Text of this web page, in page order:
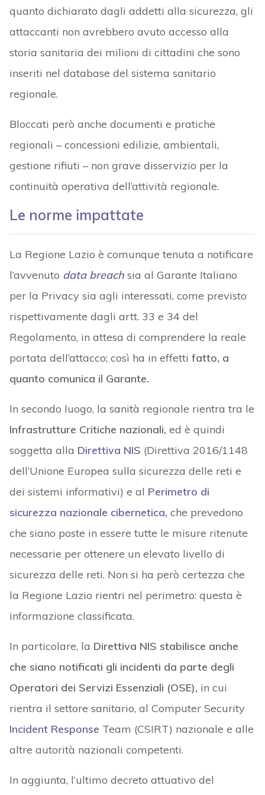
quanto dichiarato dagli addetti alla sicurezza, gli
attaccanti non avrebbero avuto accesso alla
storia sanitaria dei milioni di cittadini che sono
inseriti nel database del sistema sanitario
regionale.
Bloccati però anche documenti e pratiche
regionali – concessioni edilizie, ambientali,
gestione rifiuti – non grave disservizio per la
continuità operativa dell’attività regionale.
Le norme impattate
La Regione Lazio è comunque tenuta a notificare
l’avvenuto data breachsia al Garante Italiano
per la Privacy sia agli interessati, come previsto
rispettivamente dagli artt. 33 e 34 del
Regolamento, in attesa di comprendere la reale
portata dell’attacco; così ha in effetti fatto, a
quanto comunica il Garante.
In secondo luogo, la sanità regionale rientra tra le
Infrastrutture Critiche nazionali, ed è quindi
soggetta alla Direttiva NIS (Direttiva 2016/1148
dell’Unione Europea sulla sicurezza delle reti e
dei sistemi informativi) e al Perimetro di
sicurezza nazionale cibernetica, che prevedono
che siano poste in essere tutte le misure ritenute
necessarie per ottenere un elevato livello di
sicurezza delle reti. Non si ha però certezza che
la Regione Lazio rientri nel perimetro: questa è
informazione classificata.
In particolare, la Direttiva NIS stabilisce anche
che siano notificati gli incidenti da parte degli
Operatori dei Servizi Essenziali (OSE), in cui
rientra il settore sanitario, al Computer Security
Incident Response Team (CSIRT) nazionale e alle
altre autorità nazionali competenti.
In aggiunta, l’ultimo decreto attuativo del